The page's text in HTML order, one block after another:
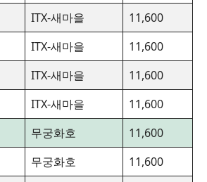
ITX-새마을
11,600
ITX-새마을
11,600
ITX-새마을
11,600
ITX-새마을
11,600
무궁화호
11,600
무궁화호
11,600